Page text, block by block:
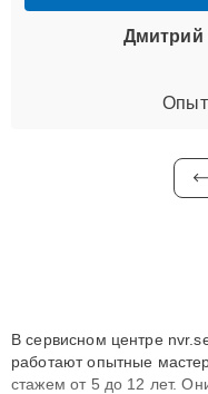
Дмитрий
Опыт
В сервисном центре
работают опытные
стажем от 5 до 12 лет.